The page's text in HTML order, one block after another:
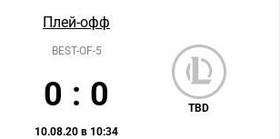
Плей-офф
TBD
BEST-OF-5
0 : 0
10.08.20 в 10:34